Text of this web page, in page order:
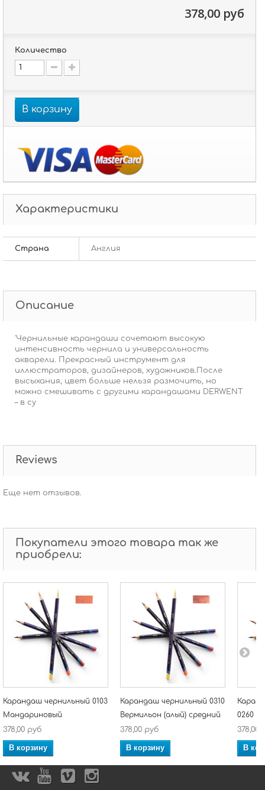
378,00 руб
Количество
В корзину
Характеристики
Страна Англия
Описание
'Чернильные карандаши сочетают высокую
интенсивность чернила и универсальность
акварели. Прекрасный инструмент для
иллюстраторов, дизайнеров, художников.После
высыхания, цвет больше нельзя размочить, но
можно смешивать с другими карандашами DERWENT
– в су
Reviews
Еще нет отзывов.
Покупатели этого товара так же
приобрели:
Карандаш чернильный 0103
Мандариновый
378,00 руб
В корзину
Карандаш чернильный 0310
Вермильон (алый) средний
378,00 руб
В корзину
0260
378,00
В